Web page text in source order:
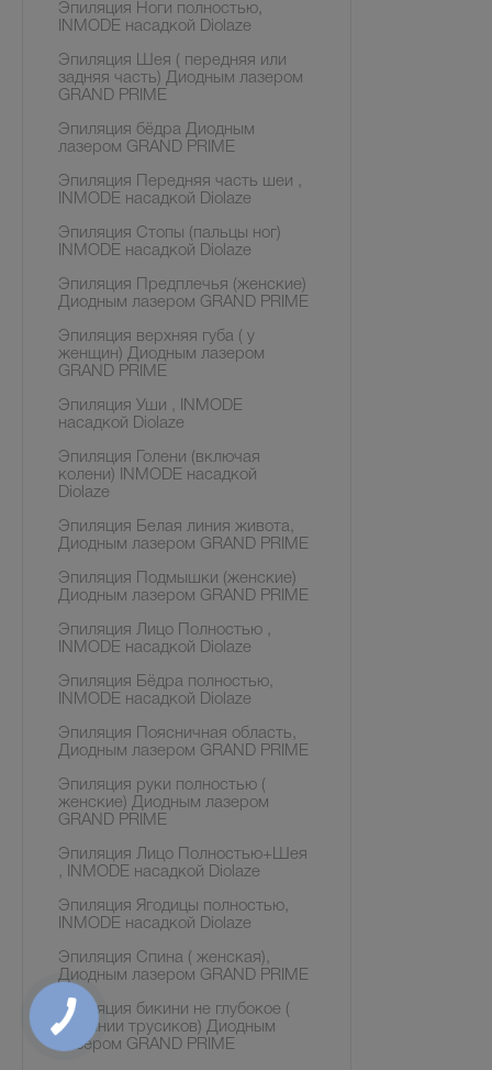
Эпиляция Ноги полностью,
INMODE насадкой Diolaze
Эпиляция Шея ( передняя или
задняя часть) Диодным лазером
GRAND PRIME
Эпиляция бёдра Диодным
лазером GRAND PRIME
Эпиляция Передняя часть шеи ,
INMODE насадкой Diolaze
Эпиляция Стопы (пальцы ног)
INMODE насадкой Diolaze
Эпиляция Предплечья (женские)
Диодным лазером GRAND PRIME
Эпиляция верхняя губа ( у
женщин) Диодным лазером
GRAND PRIME
Эпиляция Уши , INMODE
насадкой Diolaze
Эпиляция Голени (включая
колени) INMODE насадкой
Diolaze
Эпиляция Белая линия живота,
Диодным лазером GRAND PRIME
Эпиляция Подмышки (женские)
Диодным лазером GRAND PRIME
Эпиляция Лицо Полностью ,
INMODE насадкой Diolaze
Эпиляция Бёдра полностью,
INMODE насадкой Diolaze
Эпиляция Поясничная область,
Диодным лазером GRAND PRIME
Эпиляция руки полностью (
женские) Диодным лазером
GRAND PRIME
Эпиляция Лицо Полностью+Шея
, INMODE насадкой Diolaze
Эпиляция Ягодицы полностью,
INMODE насадкой Diolaze
Эпиляция Спина ( женская),
Диодным лазером GRAND PRIME
Эпиляция бикини не глубокое (
по линии трусиков) Диодным
лазером GRAND PRIME